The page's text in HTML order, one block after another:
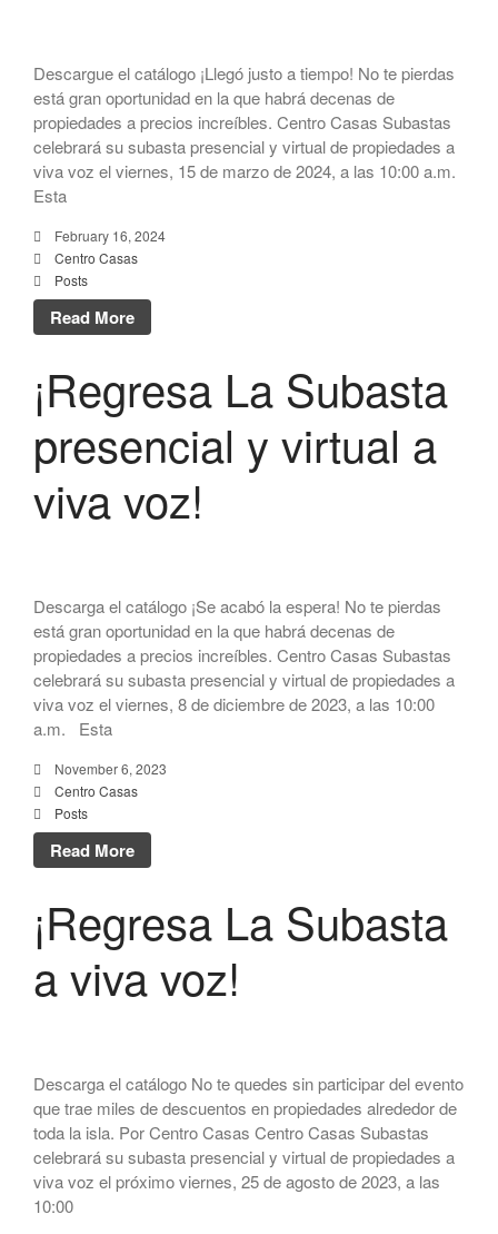
Descargue el catálogo ¡Llegó justo a tiempo! No te pierdas
está gran oportunidad en la que habrá decenas de
propiedades a precios increíbles. Centro Casas Subastas
celebrará su subasta presencial y virtual de propiedades a
viva voz el viernes, 15 de marzo de 2024, a las 10:00 a.m.
Esta
February 16, 2024
Centro Casas
Posts
Read More
¡Regresa La Subasta
presencial y virtual a
viva voz!
Descarga el catálogo ¡Se acabó la espera! No te pierdas
está gran oportunidad en la que habrá decenas de
propiedades a precios increíbles. Centro Casas Subastas
celebrará su subasta presencial y virtual de propiedades a
viva voz el viernes, 8 de diciembre de 2023, a las 10:00
a.m. Esta
November 6, 2023
Centro Casas
Posts
Read More
¡Regresa La Subasta
a viva voz!
Descarga el catálogo No te quedes sin participar del evento
que trae miles de descuentos en propiedades alrededor de
toda la isla. Por Centro Casas Centro Casas Subastas
celebrará su subasta presencial y virtual de propiedades a
viva voz el próximo viernes, 25 de agosto de 2023, a las
10:00